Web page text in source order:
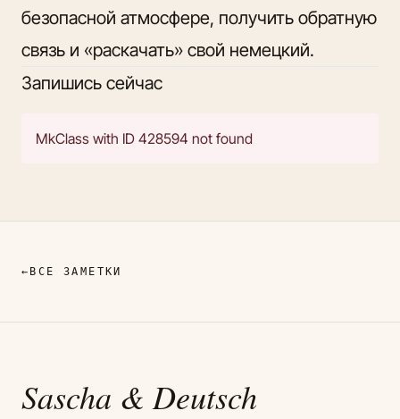
безопасной атмосфере, получить обратную
связь и «раскачать» свой немецкий.
Запишись сейчас
MkClass with ID 428594 not found
← ВСЕ ЗАМЕТКИ
Sascha & Deutsch